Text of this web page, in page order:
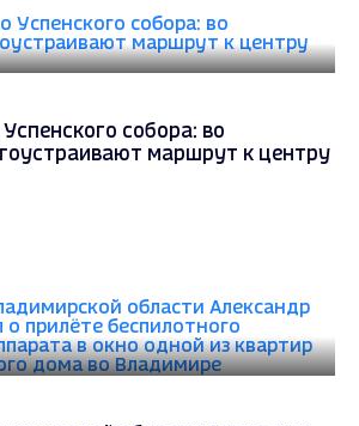
собора: во
маршрут к центру